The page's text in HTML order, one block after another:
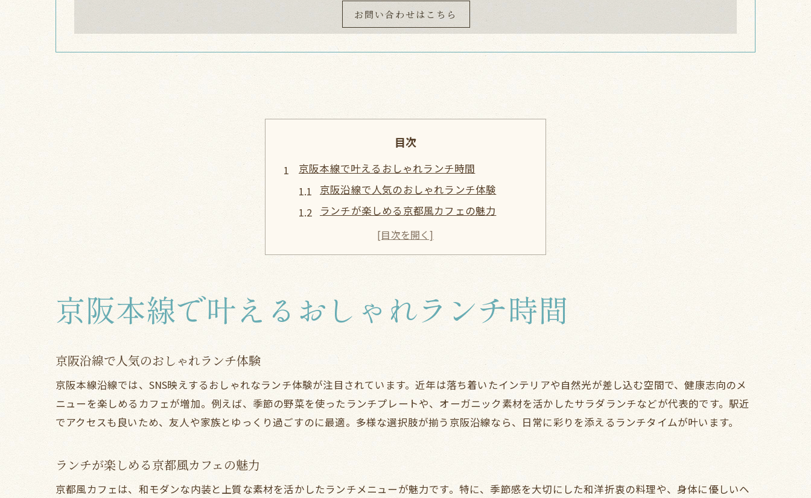
お問い合わせはこちら
目次
京阪本線で叶えるおしゃれランチ時間
京阪沿線で人気のおしゃれランチ体験
ランチが楽しめる京都風カフェの魅力
京阪沿線ランチおすすめの選び方
大阪エリアで話題のカフェランチ事情
京阪沿線のランチ文化を満喫する方法
ヘルシー志向に響く京阪沿線のカフェ特集
京阪沿線で見つける健康的なカフェごはん
京阪沿線カフェで楽しむ野菜たっぷりランチ
ヘルシー志向なら外せない京都カフェランチ
友人と楽しめる京阪沿線ランチ特集
京阪本線で叶えるおしゃれランチ時間
京阪沿線で人気のおしゃれランチ体験
京阪本線沿線では、SNS映えするおしゃれなランチ体験が注目されています。近年は落ち着いたインテリアや自然光が差し込む空間で、健康志向のメ
ニューを楽しめるカフェが増加。例えば、季節の野菜を使ったランチプレートや、オーガニック素材を活かしたサラダランチなどが代表的です。駅近
でアクセスも良いため、友人や家族とゆっくり過ごすのに最適。多様な選択肢が揃う京阪沿線なら、日常に彩りを添えるランチタイムが叶います。
ランチが楽しめる京都風カフェの魅力
京都風カフェは、和モダンな内装と上質な素材を活かしたランチメニューが魅力です。特に、季節感を大切にした和洋折衷の料理や、身体に優しいヘ